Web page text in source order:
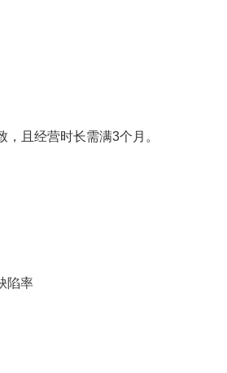
且经营时长需满3个月。
陷率